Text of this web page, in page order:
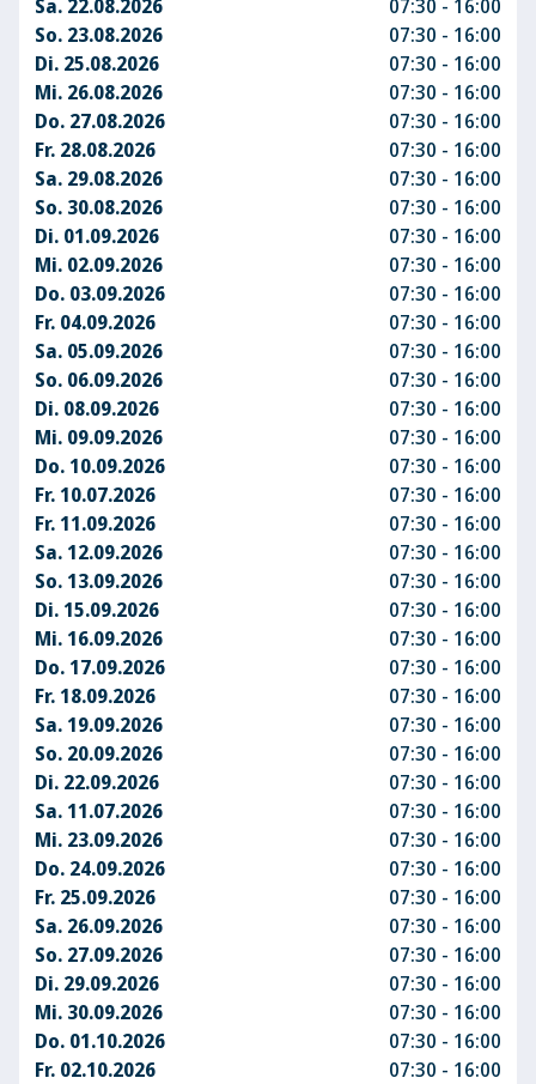
Sa. 22.08.2026
07:30 - 16:00
So. 23.08.2026
07:30 - 16:00
Di. 25.08.2026
07:30 - 16:00
Mi. 26.08.2026
07:30 - 16:00
Do. 27.08.2026
07:30 - 16:00
Fr. 28.08.2026
07:30 - 16:00
Sa. 29.08.2026
07:30 - 16:00
So. 30.08.2026
07:30 - 16:00
Di. 01.09.2026
07:30 - 16:00
Mi. 02.09.2026
07:30 - 16:00
Do. 03.09.2026
07:30 - 16:00
Fr. 04.09.2026
07:30 - 16:00
Sa. 05.09.2026
07:30 - 16:00
So. 06.09.2026
07:30 - 16:00
Di. 08.09.2026
07:30 - 16:00
Mi. 09.09.2026
07:30 - 16:00
Do. 10.09.2026
07:30 - 16:00
Fr. 10.07.2026
07:30 - 16:00
Fr. 11.09.2026
07:30 - 16:00
Sa. 12.09.2026
07:30 - 16:00
So. 13.09.2026
07:30 - 16:00
Di. 15.09.2026
07:30 - 16:00
Mi. 16.09.2026
07:30 - 16:00
Do. 17.09.2026
07:30 - 16:00
Fr. 18.09.2026
07:30 - 16:00
Sa. 19.09.2026
07:30 - 16:00
So. 20.09.2026
07:30 - 16:00
Di. 22.09.2026
07:30 - 16:00
Sa. 11.07.2026
07:30 - 16:00
Mi. 23.09.2026
07:30 - 16:00
Do. 24.09.2026
07:30 - 16:00
Fr. 25.09.2026
07:30 - 16:00
Sa. 26.09.2026
07:30 - 16:00
So. 27.09.2026
07:30 - 16:00
Di. 29.09.2026
07:30 - 16:00
Mi. 30.09.2026
07:30 - 16:00
Do. 01.10.2026
07:30 - 16:00
Fr. 02.10.2026
07:30 - 16:00